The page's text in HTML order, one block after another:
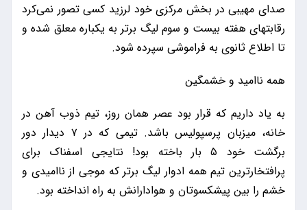
صدای مهیبی در بخش مرکزی خود لرزید کسی تصور نمی‌کرد
رقابتهای هفته بیست و سوم لیگ برتر به یکباره معلق شده و
تا اطلاع ثانوی به فراموشی سپرده شود.
همه ناامید و خشمگین
به یاد داریم که قرار بود عصر همان روز، تیم ذوب آهن در
خانه، میزبان پرسپولیس باشد. تیمی که در ۷ دیدار دور
برگشت خود ۵ بار باخته بود! نتایجی اسفناک برای
پرافتخارترین تیم همه ادوار لیگ برتر که موجی از ناامیدی و
خشم را بین پیشکسوتان و هوادارانش به راه انداخته بود.